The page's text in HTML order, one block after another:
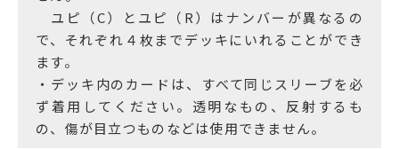
ユピ（C）とユピ（R）はナンバーが異なるの
で、それぞれ４枚までデッキにいれることができ
ます。
・デッキ内のカードは、すべて同じスリーブを必
ず着用してください。透明なもの、反射するも
の、傷が目立つものなどは使用できません。